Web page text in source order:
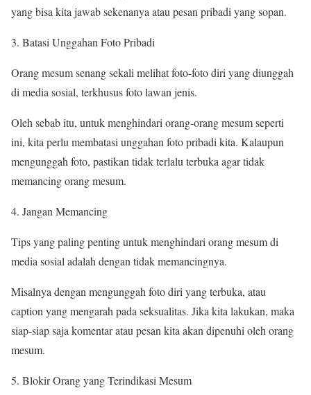
yang bisa kita jawab sekenanya atau pesan pribadi yang sopan.
Batasi Unggahan Foto Pribadi
Orang mesum senang sekali melihat foto-foto diri yang diunggah
di media sosial, terkhusus foto lawan jenis.
Oleh sebab itu, untuk menghindari orang-orang mesum seperti
ini, kita perlu membatasi unggahan foto pribadi kita. Kalaupun
mengunggah foto, pastikan tidak terlalu terbuka agar tidak
memancing orang mesum.
Jangan Memancing
Tips yang paling penting untuk menghindari orang mesum di
media sosial adalah dengan tidak memancingnya.
Misalnya dengan mengunggah foto diri yang terbuka, atau
caption yang mengarah pada seksualitas. Jika kita lakukan, maka
siap-siap saja komentar atau pesan kita akan dipenuhi oleh orang
mesum.
Blokir Orang yang Terindikasi Mesum